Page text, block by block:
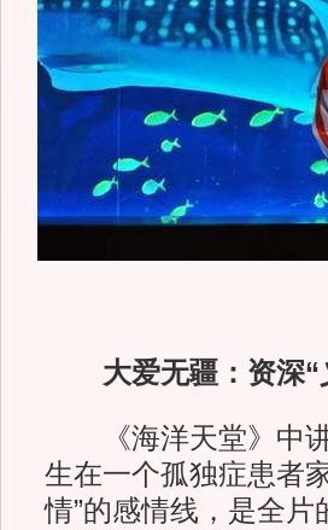
大爱无疆：资深
《海洋天堂》中讲
生在一个孤独症患者
情”的感情线，是全